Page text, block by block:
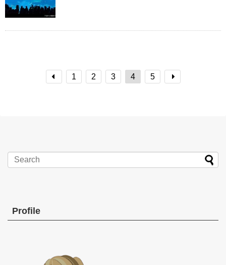
1 2 3 4 5
Profile